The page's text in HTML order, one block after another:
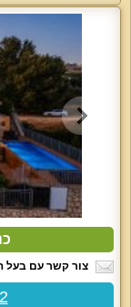
צור קשר עם בעל